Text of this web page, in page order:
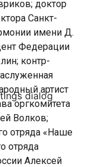
dialog
доктор
Санкт-
имени Д.
Федерации
контр-
артист
оргкомитета
Волков;
отряда «Наше
отряда
Алексей